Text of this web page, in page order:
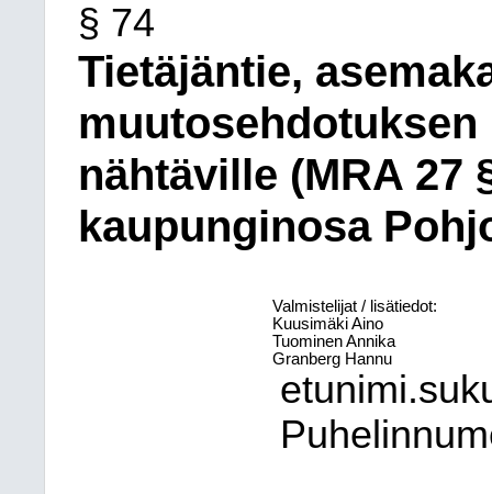
§ 74
Tietäjäntie,
nähtäville (MRA 27
kaupunginosa
Valmistelijat / lisätiedot:
Kuusimäki Aino
Tuominen Annika
Granberg Hannu